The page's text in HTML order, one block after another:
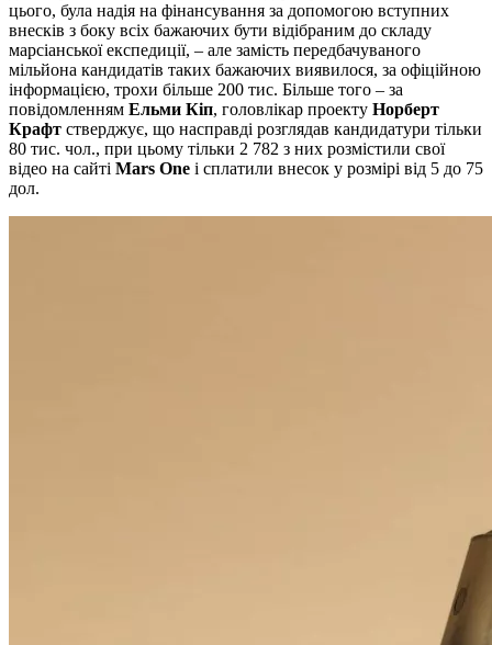
цього, була надія на фінансування за допомогою вступних
внесків з боку всіх бажаючих бути відібраним до складу
марсіанської експедиції, – але замість передбачуваного
мільйона кандидатів таких бажаючих виявилося, за офіційною
інформацією, трохи більше 200 тис. Більше того – за
повідомленням Ельми Кіп, головлікар проекту Норберт
Крафт стверджує, що насправді розглядав кандидатури тільки
80 тис. чол., при цьому тільки 2 782 з них розмістили свої
відео на сайті Mars One і сплатили внесок у розмірі від 5 до 75
дол.